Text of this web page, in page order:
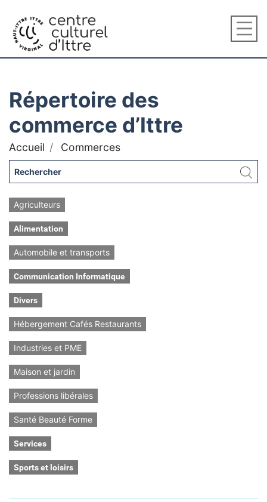
Répertoire des
commerce d’Ittre
Accueil Commerces
Agriculteurs
Alimentation
Automobile et transports
Communication Informatique
Divers
Hébergement Cafés Restaurants
Industries et PME
Maison et jardin
Professions libérales
Santé Beauté Forme
Services
Sports et loisirs